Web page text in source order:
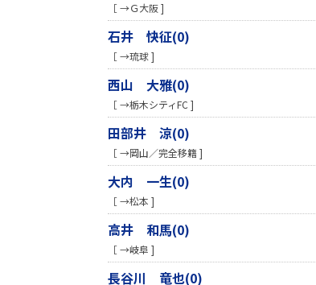
［ →Ｇ大阪 ]
石井 快征(0)
［ →琉球 ]
西山 大雅(0)
［ →栃木シティFC ]
田部井 涼(0)
［ →岡山／完全移籍 ]
大内 一生(0)
［ →松本 ]
高井 和馬(0)
［ →岐阜 ]
長谷川 竜也(0)